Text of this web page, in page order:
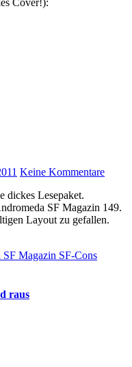
Keine Kommentare
SF Magazin 149.
Layout zu gefallen.
SF Magazin SF-Cons
raus